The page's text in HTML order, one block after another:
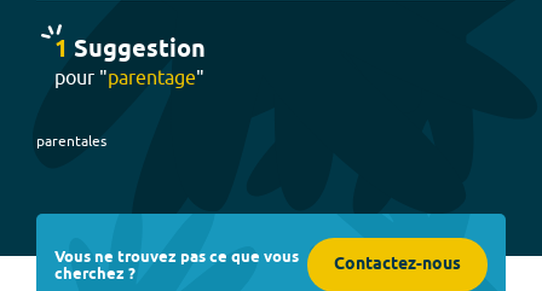
1 Suggestion
pour "parentage"
parentales
Vous ne trouvez pas ce que vous
cherchez ? Contactez-nous